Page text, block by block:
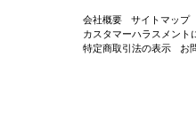
会社概要 サイトマップ
カスタマーハラスメント
特定商取引法の表示
お